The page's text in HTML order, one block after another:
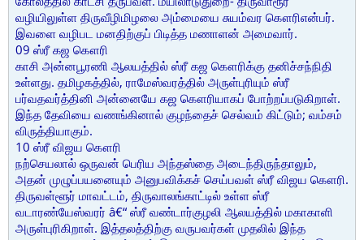
வழியிலுள்ள திருவீழிமிழலை அம்மையை சுயம்வர கௌரிஎன்பர்.
இவளை வழிபட மனதிற்குப் பிடித்த மணாளன் அமைவார்.
09 ஸ்ரீ கஜ கௌரி
காசி அன்னபூரணி ஆலயத்தில் ஸ்ரீ கஜ கௌரிக்கு தனிச்சந்நிதி
உள்ளது. தமிழகத்தில், ராமேஸ்வரத்தில் அருள்புரியும் ஸ்ரீ
பர்வதவர்த்தினி அன்னையே கஜ கௌரியாகப் போற்றப்படுகிறாள்.
இந்த தேவியை வணங்கினால் குழந்தைச் செல்வம் கிட்டும்; வம்சம்
விருத்தியாகும்.
10 ஸ்ரீ விஜய கௌரி
நற்செயலால் ஒருவன் பெரிய அந்தஸ்தை அடைந்திருந்தாலும்,
அதன் முழுப்பயனையும் அனுபவிக்கச் செய்பவள் ஸ்ரீ விஜய கௌரி.
திருவள்ளூர் மாவட்டம், திருவாலங்காட்டில் உள்ள ஸ்ரீ
வடாரண்யேஸ்வரர் â€“ ஸ்ரீ வண்டார்குழலி ஆலயத்தில் மகாகாளி
அருள்புரிகிறாள். இத்தலத்திற்கு வருபவர்கள் முதலில் இந்த